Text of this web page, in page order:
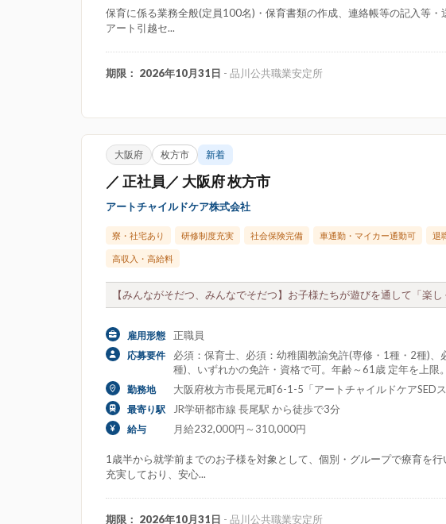
保育に係る業務全般(定員100名)・保育書類の作成、連絡帳等の記入等
アート引越セ...
期限： 2026年10月31日 - 品川公共職業安定所
大阪府 枚方市 新着
／ 正社員／ 大阪府 枚方市
アートチャイルドケア株式会社
寮・社宅あり 研修制度充実 社会保険完備 車通勤・マイカー通勤可 退
高収入・高給料
【みんながそだつ、みんなでそだつ】お子様たちが遊びを通して「楽
雇用形態 正職員
応募要件
必須：保育士、必須：幼稚園教諭免許(専修・1種・2種)
種)、いずれかの免許・資格で可。年齢～61歳 定年を上限
勤務地 大阪府枚方市長尾元町6-1-5「アートチャイルドケアSED
最寄り駅 JR学研都市線 長尾駅 から徒歩で3分
給与 月給232,000円～310,000円
1歳半から就学前までのお子様を対象として、個別・グループで療育を
充実しており、安心...
期限： 2026年10月31日 - 品川公共職業安定所